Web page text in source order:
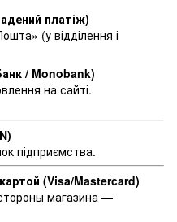
платіж)
(у відділення і
/ Monobank)
на сайті.
підприємства.
(Visa/Mastercard)
магазина —